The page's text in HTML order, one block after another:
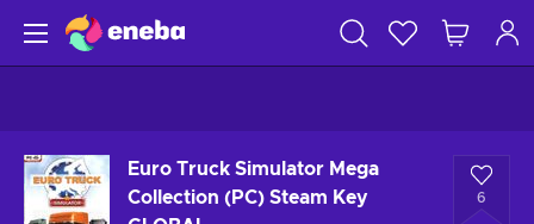
Euro Truck Simulator Mega
Collection (PC) Steam Key
6